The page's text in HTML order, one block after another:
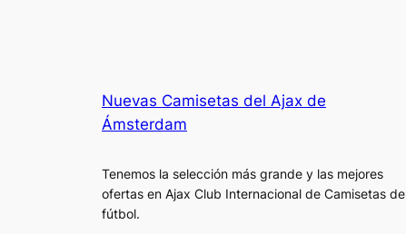
Nuevas Camisetas del Ajax de
Ámsterdam
Tenemos la selección más grande y las mejores
ofertas en Ajax Club Internacional de Camisetas de
fútbol.